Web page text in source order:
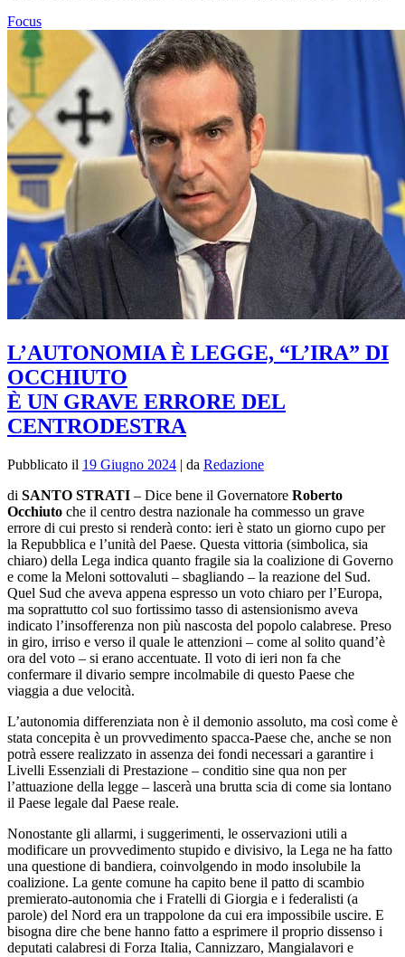
Focus
L’AUTONOMIA È LEGGE, “L’IRA” DI
OCCHIUTO
È UN GRAVE ERRORE DEL
CENTRODESTRA
Pubblicato il 19 Giugno 2024 | da Redazione
di SANTO STRATI – Dice bene il Governatore Roberto
Occhiuto che il centro destra nazionale ha commesso un grave
errore di cui presto si renderà conto: ieri è stato un giorno cupo per
la Repubblica e l’unità del Paese. Questa vittoria (simbolica, sia
chiaro) della Lega indica quanto fragile sia la coalizione di Governo
e come la Meloni sottovaluti – sbagliando – la reazione del Sud.
Quel Sud che aveva appena espresso un voto chiaro per l’Europa,
ma soprattutto col suo fortissimo tasso di astensionismo aveva
indicato l’insofferenza non più nascosta del popolo calabrese. Preso
in giro, irriso e verso il quale le attenzioni – come al solito quand’è
ora del voto – si erano accentuate. Il voto di ieri non fa che
confermare il divario sempre incolmabile di questo Paese che
viaggia a due velocità.
L’autonomia differenziata non è il demonio assoluto, ma così come è
stata concepita è un provvedimento spacca-Paese che, anche se non
potrà essere realizzato in assenza dei fondi necessari a garantire i
Livelli Essenziali di Prestazione – conditio sine qua non per
l’attuazione della legge – lascerà una brutta scia di come sia lontano
il Paese legale dal Paese reale.
Nonostante gli allarmi, i suggerimenti, le osservazioni utili a
modificare un provvedimento stupido e divisivo, la Lega ne ha fatto
una questione di bandiera, coinvolgendo in modo insolubile la
coalizione. La gente comune ha capito bene il patto di scambio
premierato-autonomia che i Fratelli di Giorgia e i federalisti (a
parole) del Nord era un trappolone da cui era impossibile uscire. E
bisogna dire che bene hanno fatto a esprimere il proprio dissenso i
deputati calabresi di Forza Italia, Cannizzaro, Mangialavori e